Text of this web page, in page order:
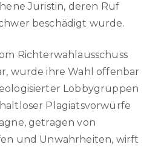
Juristin, deren Ruf
beschädigt wurde.
Richterwahlausschuss
wurde ihre Wahl offenbar
Lobbygruppen
Plagiatsvorwürfe
getragen von
und Unwahrheiten, wirft